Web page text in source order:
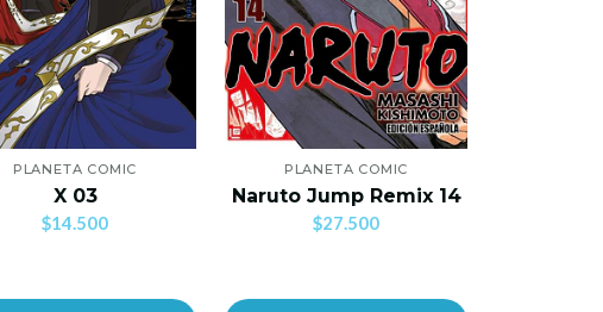
PLANETA COMIC
X 03
$14.500
PLANETA COMIC
Naruto Jump Remix 14
$27.500